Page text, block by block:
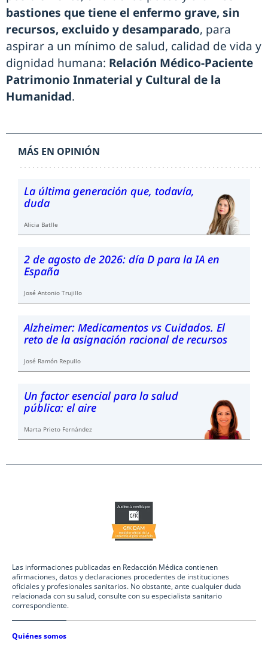
bastiones que tiene el enfermo grave, sin
recursos, excluido y desamparado, para
aspirar a un mínimo de salud, calidad de vida y
dignidad humana: Relación Médico-Paciente
Patrimonio Inmaterial y Cultural de la
Humanidad.
MÁS EN OPINIÓN
La última generación que, todavía,
duda
Alicia Batlle
2 de agosto de 2026: día D para la IA en
España
José Antonio Trujillo
Alzheimer: Medicamentos vs Cuidados. El
reto de la asignación racional de recursos
José Ramón Repullo
Un factor esencial para la salud
pública: el aire
Marta Prieto Fernández
Las informaciones publicadas en Redacción Médica contienen
afirmaciones, datos y declaraciones procedentes de instituciones
oficiales y profesionales sanitarios. No obstante, ante cualquier duda
relacionada con su salud, consulte con su especialista sanitario
correspondiente.
Quiénes somos